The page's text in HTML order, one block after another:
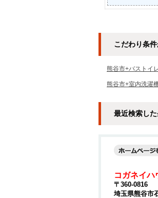
こだわり条
熊谷市+バストイ
熊谷市+室内洗濯
最近検索し
コガネイ
〒360-0816
埼玉県熊谷市